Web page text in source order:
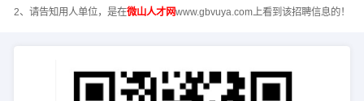
2、请告知用人单位，是在微山人才网www.gbvuya.com上看到该招聘信息的！